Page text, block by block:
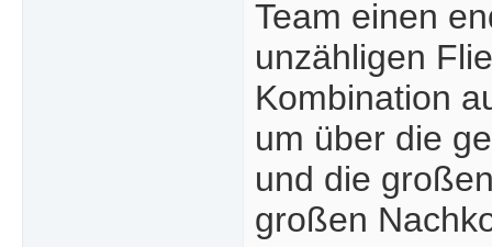
Team einen
unzähligen
Kombination
um über die
und die
großen